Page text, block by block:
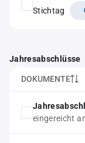
Stichtag
Jahresabschlüsse
DOKUMENTE
eingereicht